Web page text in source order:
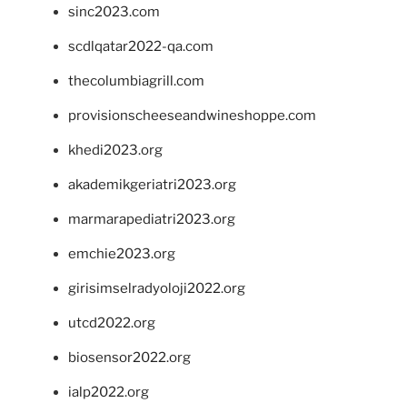
sinc2023.com
scdlqatar2022-qa.com
thecolumbiagrill.com
provisionscheeseandwineshoppe.com
khedi2023.org
akademikgeriatri2023.org
marmarapediatri2023.org
emchie2023.org
girisimselradyoloji2022.org
utcd2022.org
biosensor2022.org
ialp2022.org